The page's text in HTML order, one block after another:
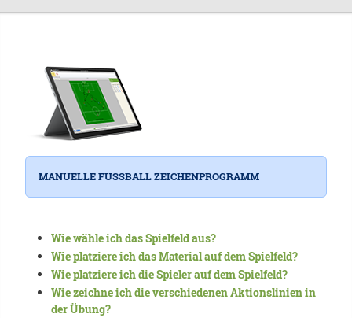
MANUELLE FUSSBALL ZEICHENPROGRAMM
Wie wähle ich das Spielfeld aus?
Wie platziere ich das Material auf dem Spielfeld?
Wie platziere ich die Spieler auf dem Spielfeld?
Wie zeichne ich die verschiedenen Aktionslinien in
der Übung?